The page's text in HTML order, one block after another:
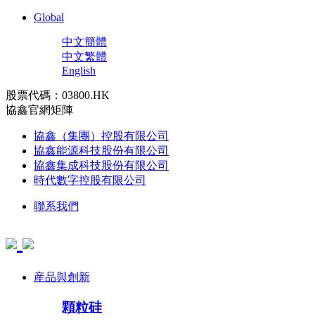
Global
中文簡體
中文繁體
English
股票代碼：03800.HK
協鑫官網矩陣
協鑫（集團）控股有限公司
協鑫能源科技股份有限公司
協鑫集成科技股份有限公司
時代數字控股有限公司
聯系我們
産品與創新
顆粒硅